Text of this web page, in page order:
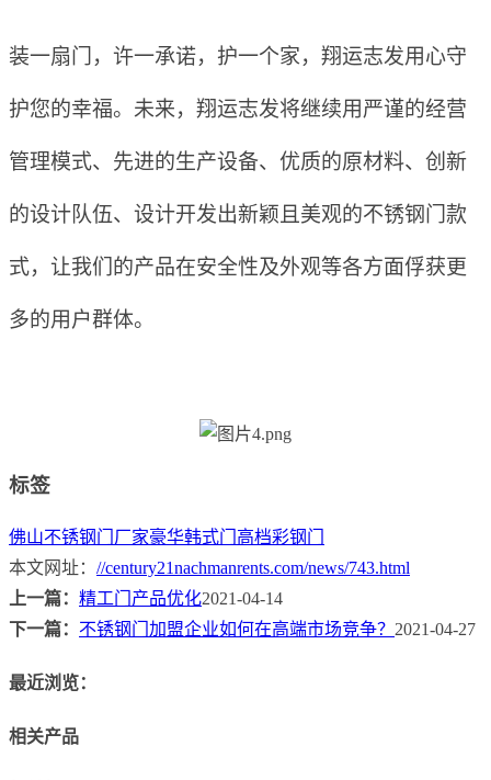
装一扇门，许一承诺，护一个家，翔运志发用心守
护您的幸福。未来，翔运志发将继续用严谨的经营
管理模式、 先进的生产设备、 优质的原材料、 创新
的设计队伍、 设计开发出新颖且 美观的不锈钢门款
式， 让我们的产品在安全性及外观等各方面俘获更
多的用户群体。
标签
佛山不锈钢门厂家豪华韩式门 高档彩钢门
本文网址： //century21nachmanrents.com/news/743.html
上一篇： 精工门产品优化2021-04-14
下一篇： 不锈钢门加盟企业如何在高端市场竞争？ 2021-04-27
最近浏览：
相关产品